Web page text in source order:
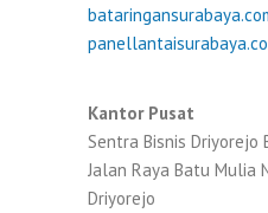
Kantor Pusat
Sentra Bisnis Driyorejo
Jalan Raya Batu Mulia
Driyorejo